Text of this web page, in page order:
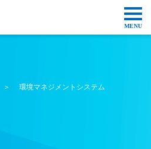
＞ 環境マネジメントシステム